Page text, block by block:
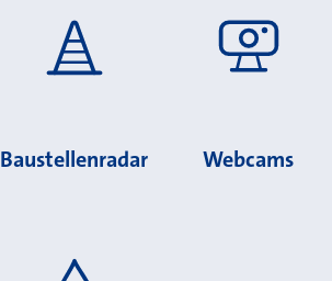
Baustellenradar Webcams